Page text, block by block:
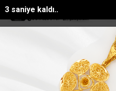
2 saniye kaldı..
Kurumun katılımıyla Hatayda 8 bin